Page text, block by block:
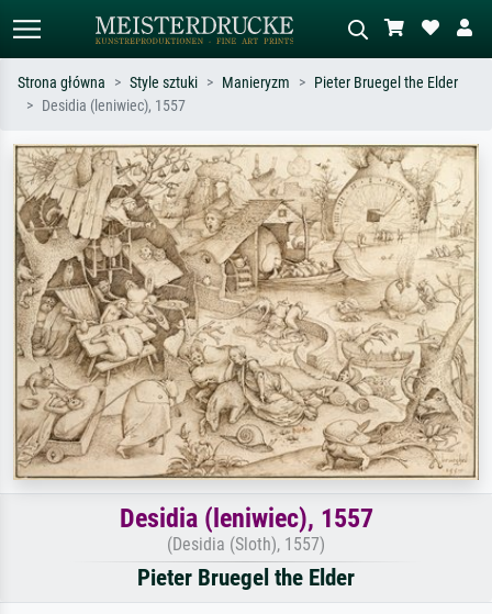
Szukaj wg artysty, tytułu lub stylu – np.
Monet, Gwiaździsta noc,
impresjonizm, fala Hokusaia, akt.
Opisz scenę – np. zielona łąka,
abstrakcja z czerwienią, ciemny olej,
stojący akt obok drzewa.
Strona główna Style sztuki Manieryzm
Pieter Bruegel the Elder
Desidia (leniwiec), 1557
Desidia (leniwiec), 1557
(Desidia (Sloth), 1557)
Pieter Bruegel the Elder